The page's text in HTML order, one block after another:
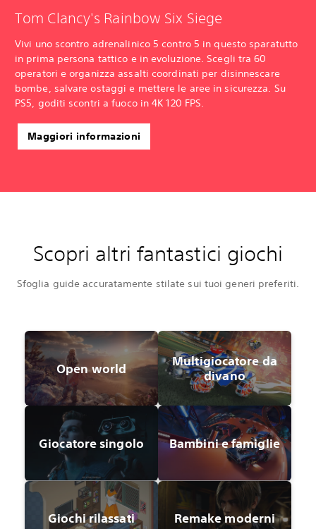
Tom Clancy's Rainbow Six Siege
Vivi uno scontro adrenalinico 5 contro 5 in questo sparatutto
in prima persona tattico e in evoluzione. Scegli tra 60
operatori e organizza assalti coordinati per disinnescare
bombe, salvare ostaggi e mettere le aree in sicurezza. Su
PS5, goditi scontri a fuoco in 4K 120 FPS.
Maggiori informazioni
Scopri altri fantastici giochi
Sfoglia guide accuratamente stilate sui tuoi generi preferiti.
Open world
Multigiocatore da
divano
Giocatore singolo Bambini e famiglie
Giochi rilassati Remake moderni